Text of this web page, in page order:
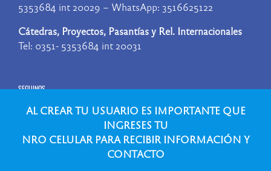
5353684 int 20029 – WhatsApp: 3516625122
Cátedras, Proyectos, Pasantías y Rel. Internacionales
Tel: 0351- 5353684 int 20031
SEGUINOS
AL CREAR TU USUARIO ES IMPORTANTE QUE
INGRESES TU
NRO CELULAR PARA RECIBIR INFORMACIÓN Y
CONTACTO